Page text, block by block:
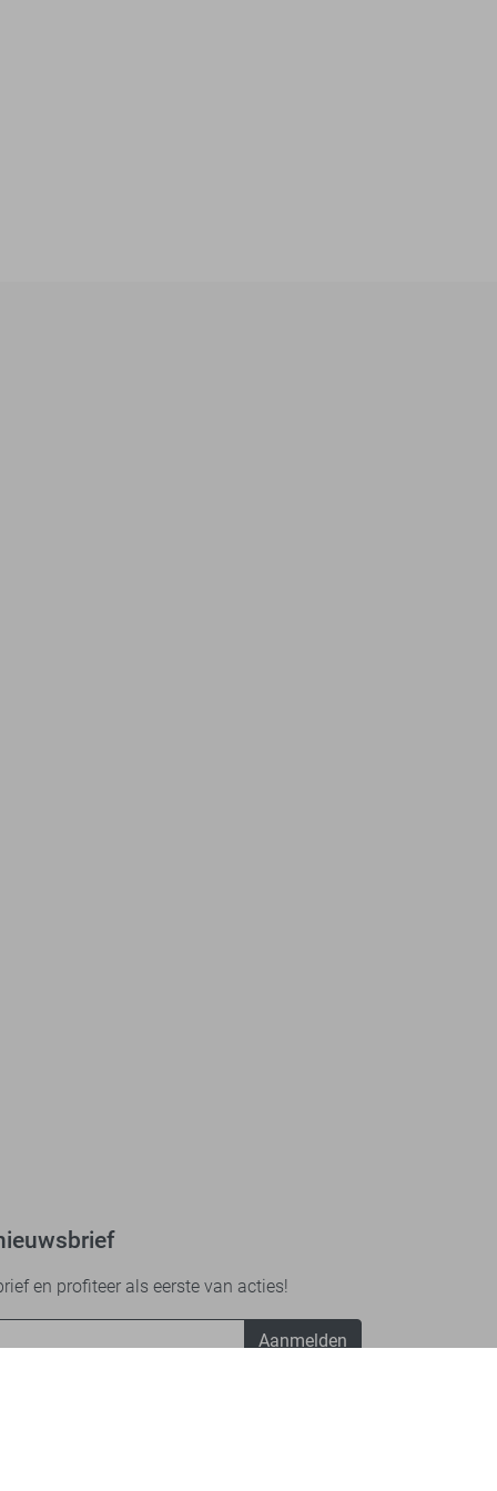
en profiteer als eerste van acties!
Aanmelden